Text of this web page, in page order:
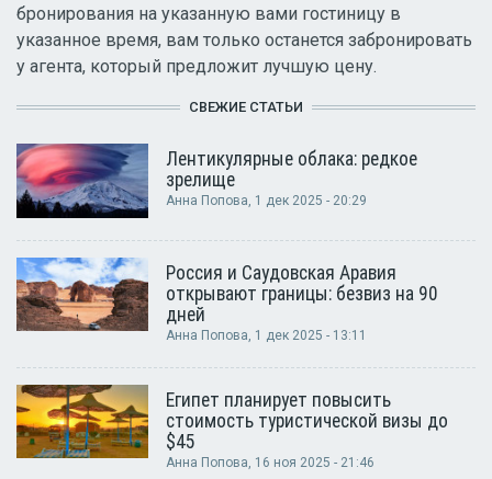
бронирования на указанную вами гостиницу в
указанное время, вам только останется забронировать
у агента, который предложит лучшую цену.
СВЕЖИЕ СТАТЬИ
Лентикулярные облака: редкое
зрелище
Анна Попова, 1 дек 2025 - 20:29
Россия и Саудовская Аравия
открывают границы: безвиз на 90
дней
Анна Попова, 1 дек 2025 - 13:11
Египет планирует повысить
стоимость туристической визы до
$45
Анна Попова, 16 ноя 2025 - 21:46